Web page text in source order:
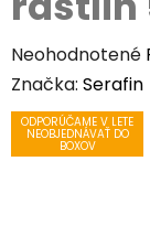
Priemerné
hodnotenie
produktu
Neohodnotené
Značka: Serafin
ODPORÚČAME V LETE
NEOBJEDNÁVAŤ DO
BOXOV